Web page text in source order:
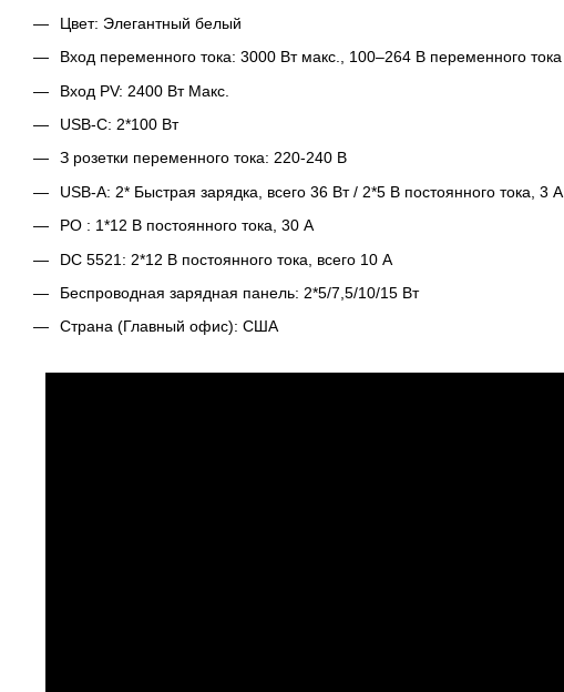
Цвет: Элегантный белый
Вход переменного тока: 3000 Вт макс., 100–264 В переменного тока
Вход PV: 2400 Вт Макс.
USB-C: 2*100 Вт
З розетки переменного тока: 220-240 В
USB-A: 2* Быстрая зарядка, всего 36 Вт / 2*5 В постоянного тока, 3 А
РО : 1*12 В постоянного тока, 30 А
DC 5521: 2*12 В постоянного тока, всего 10 А
Беспроводная зарядная панель: 2*5/7,5/10/15 Вт
Страна (Главный офис): США